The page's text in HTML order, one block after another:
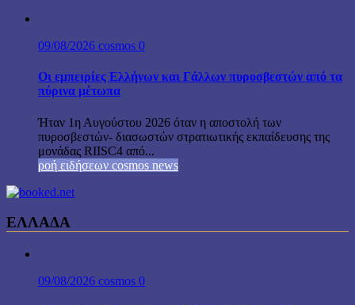
09/08/2026 cosmos 0
Οι εμπειρίες Ελλήνων και Γάλλων πυροσβεστών από τα
πύρινα μέτωπα
Ήταν 1η Αυγούστου 2026 όταν η αποστολή των
πυροσβεστών- διασωστών στρατιωτικής εκπαίδευσης της
μονάδας RIISC4 από...
ροή ειδήσεων cosmos news
ΕΛΛΑΔΑ
09/08/2026 cosmos 0